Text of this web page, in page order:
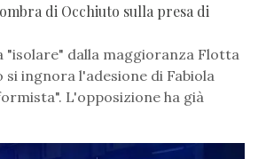
di Occhiuto sulla presa di
"isolare" dalla maggioranza Flotta
ingnora l'adesione di Fabiola
L'opposizione ha già